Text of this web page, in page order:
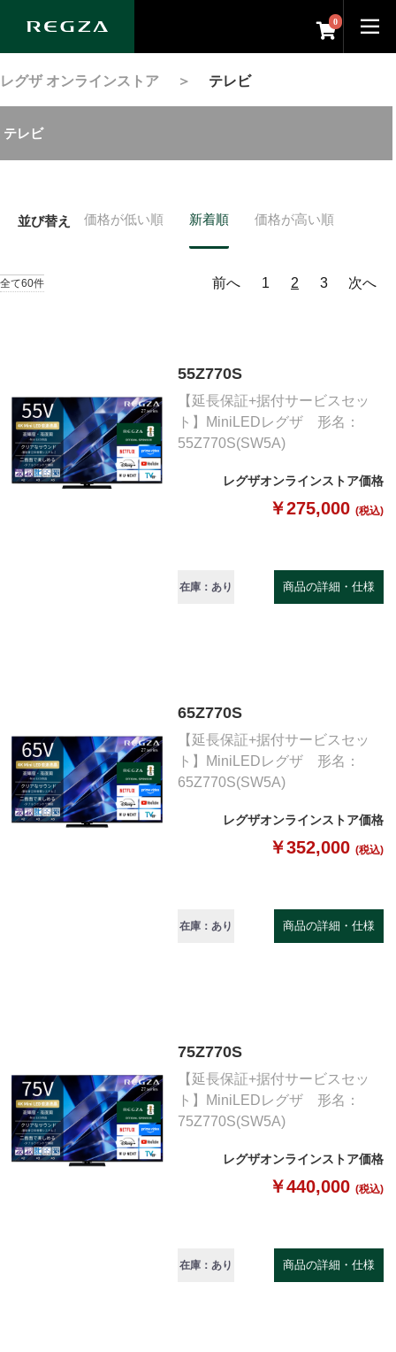
0
レグザ オンラインストア ＞ テレビ
テレビ
並び替え 価格が低い順 新着順 価格が高い順
全て60件 前へ 1 2 3 次へ
55Z770S
【延長保証+据付サービスセッ
ト】MiniLEDレグザ 形名：
55Z770S(SW5A)
レグザオンラインストア価格
￥275,000 (税込)
在庫：あり 商品の詳細・仕様
65Z770S
【延長保証+据付サービスセッ
ト】MiniLEDレグザ 形名：
65Z770S(SW5A)
レグザオンラインストア価格
￥352,000 (税込)
在庫：あり 商品の詳細・仕様
75Z770S
【延長保証+据付サービスセッ
ト】MiniLEDレグザ 形名：
75Z770S(SW5A)
レグザオンラインストア価格
￥440,000 (税込)
在庫：あり 商品の詳細・仕様